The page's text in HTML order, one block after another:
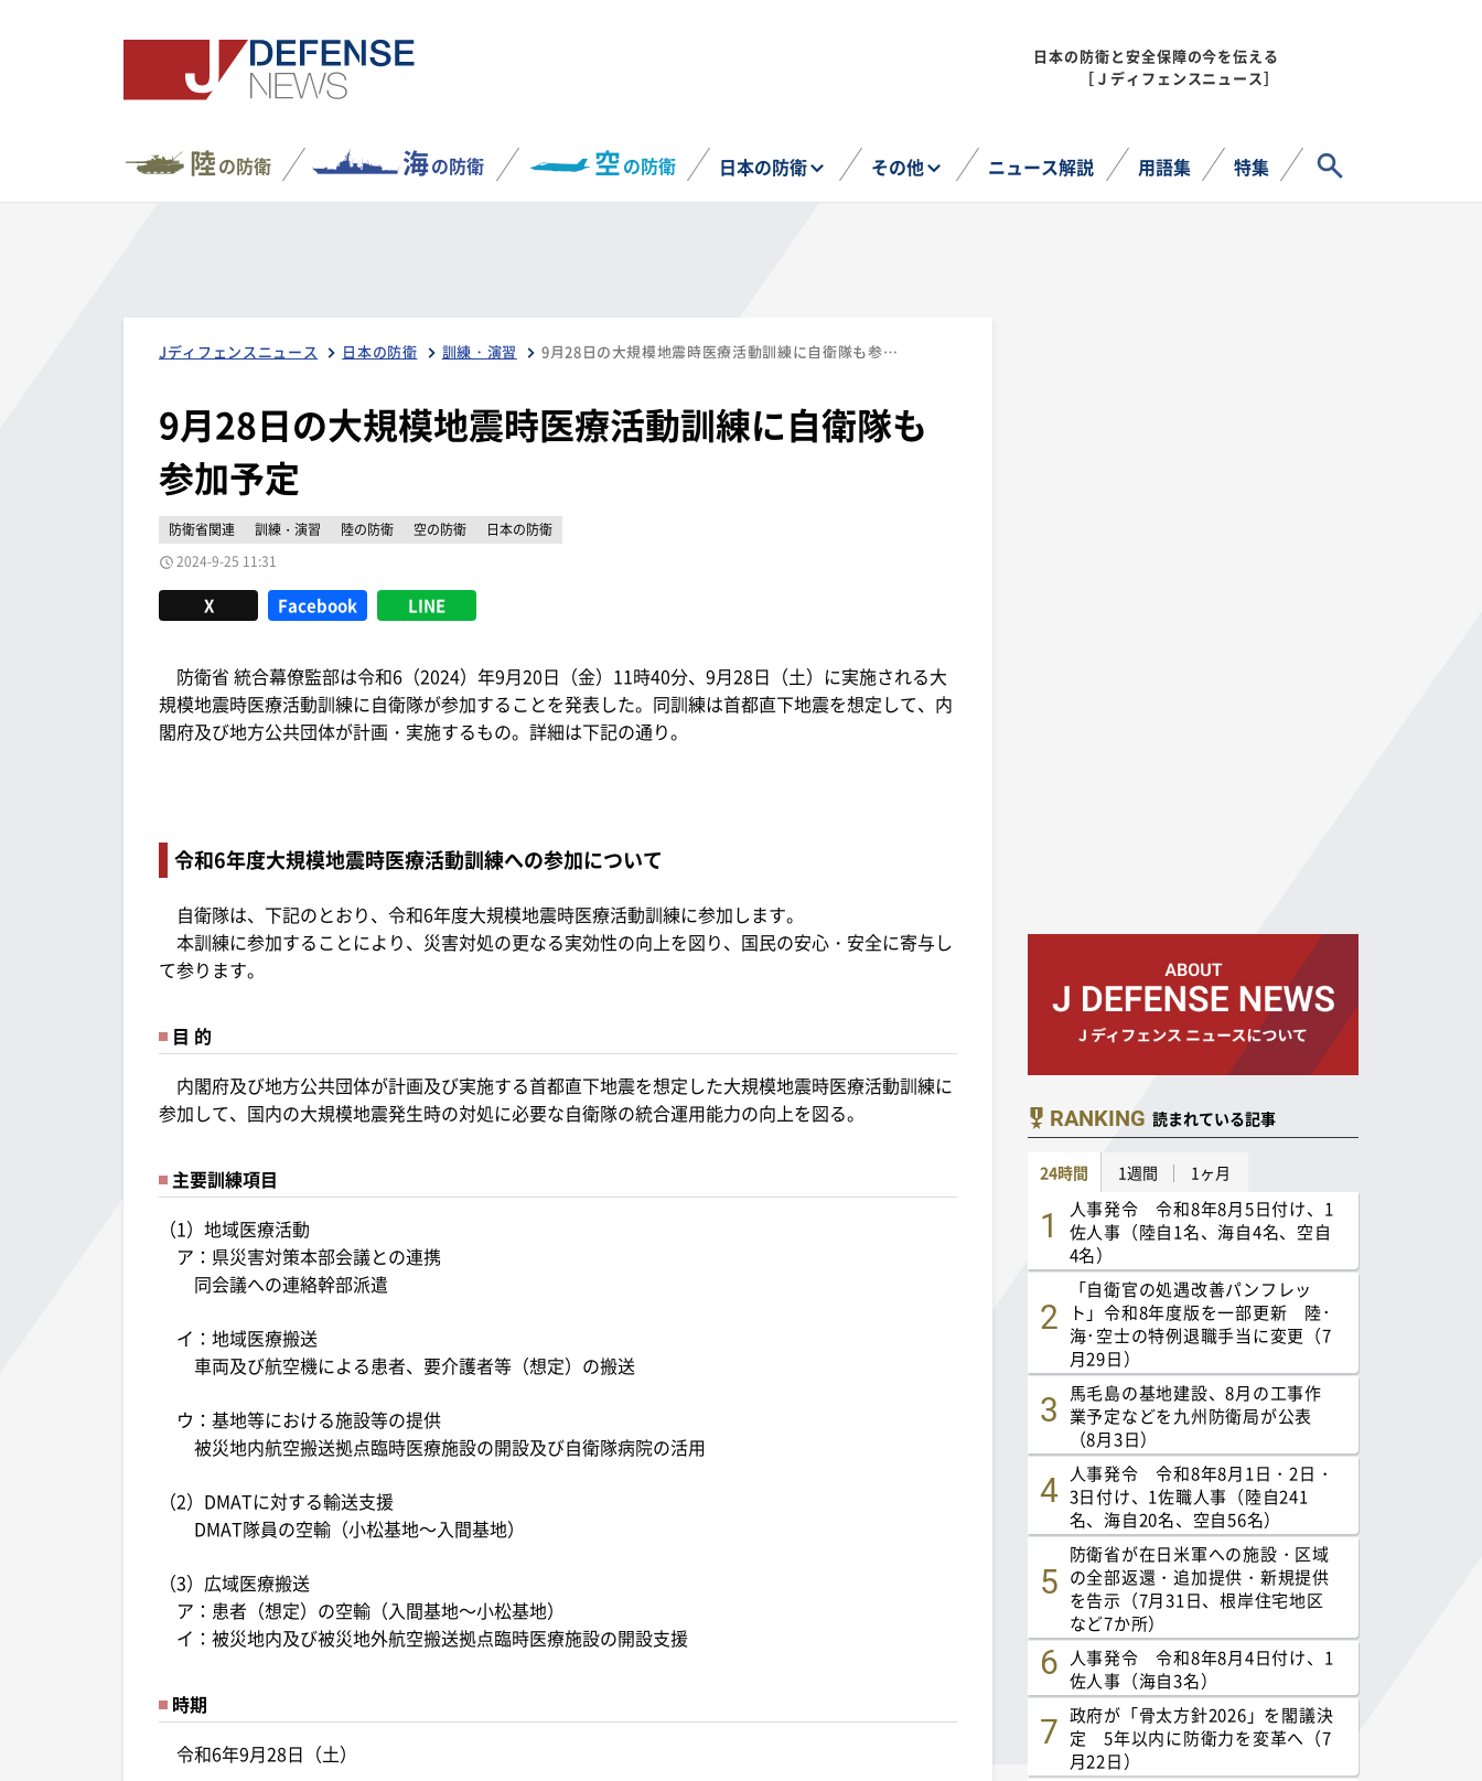
日本の防衛と安全保障の今を伝える
［Ｊディフェンスニュース］
陸の防衛 海の防衛 空の防衛 日本の防衛 その他 ニュース解説 用語集 特集
Jディフェンスニュース 日本の防衛 訓練・演習 9月28日の大規模地震時医療活動訓練に自衛隊も参加予定
9月28日の大規模地震時医療活動訓練に自衛隊も
参加予定
防衛省関連 訓練・演習 陸の防衛 空の防衛
日本の防衛
2024-9-25 11:31
X Facebook LINE
防衛省 統合幕僚監部は令和6（2024）年9月20日（金）11時40分、9月28日（土）に実施される大
規模地震時医療活動訓練に自衛隊が参加することを発表した。同訓練は首都直下地震を想定して、内
閣府及び地方公共団体が計画・実施するもの。詳細は下記の通り。
令和6年度大規模地震時医療活動訓練への参加について
自衛隊は、下記のとおり、令和6年度大規模地震時医療活動訓練に参加します。
本訓練に参加することにより、災害対処の更なる実効性の向上を図り、国民の安心・安全に寄与し
て参ります。
目 的
内閣府及び地方公共団体が計画及び実施する首都直下地震を想定した大規模地震時医療活動訓練に
参加して、国内の大規模地震発生時の対処に必要な自衛隊の統合運用能力の向上を図る。
主要訓練項目
（1）地域医療活動
ア：県災害対策本部会議との連携
同会議への連絡幹部派遣
イ：地域医療搬送
車両及び航空機による患者、要介護者等（想定）の搬送
ウ：基地等における施設等の提供
被災地内航空搬送拠点臨時医療施設の開設及び自衛隊病院の活用
（2）DMATに対する輸送支援
DMAT隊員の空輸（小松基地～入間基地）
（3）広域医療搬送
ア：患者（想定）の空輸（入間基地～小松基地）
イ：被災地内及び被災地外航空搬送拠点臨時医療施設の開設支援
時期
令和6年9月28日（土）
RANKING 読まれている記事
24時間 1週間 1ヶ月
人事発令 令和8年8月5日付け、1
佐人事（陸自1名、海自4名、空自
4名）
「自衛官の処遇改善パンフレッ
ト」令和8年度版を一部更新 陸･
海･空士の特例退職手当に変更（7
月29日）
馬毛島の基地建設、8月の工事作
業予定などを九州防衛局が公表
（8月3日）
人事発令 令和8年8月1日・2日・
3日付け、1佐職人事（陸自241
名、海自20名、空自56名）
防衛省が在日米軍への施設・区域
の全部返還・追加提供・新規提供
を告示（7月31日、根岸住宅地区
など7か所）
人事発令 令和8年8月4日付け、1
佐人事（海自3名）
政府が「骨太方針2026」を閣議決
定 5年以内に防衛力を変革へ（7
月22日）